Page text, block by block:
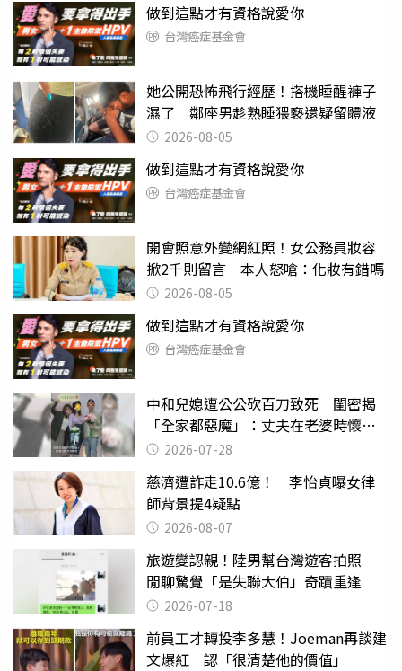
做到這點才有資格說愛你
台灣癌症基金會
她公開恐怖飛行經歷！搭機睡醒褲子
濕了 鄰座男趁熟睡猥褻還疑留體液
2026-08-05
做到這點才有資格說愛你
台灣癌症基金會
開會照意外變網紅照！女公務員妝容
掀2千則留言 本人怒嗆：化妝有錯嗎
2026-08-05
做到這點才有資格說愛你
台灣癌症基金會
中和兒媳遭公公砍百刀致死 閨密揭
「全家都惡魔」：丈夫在老婆時懷孕
摔東西
2026-07-28
慈濟遭詐走10.6億！ 李怡貞曝女律
師背景提4疑點
2026-08-07
旅遊變認親！陸男幫台灣遊客拍照
閒聊驚覺「是失聯大伯」奇蹟重逢
2026-07-18
前員工才轉投李多慧！Joeman再談建
文爆紅 認「很清楚他的價值」